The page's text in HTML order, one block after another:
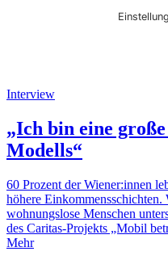
Interview
„Ich bin eine
Modells“
60 Prozent der Wiener:innen
höhere
wohnungslose Menschen
des Caritas-Projekts „Mobil
Mehr